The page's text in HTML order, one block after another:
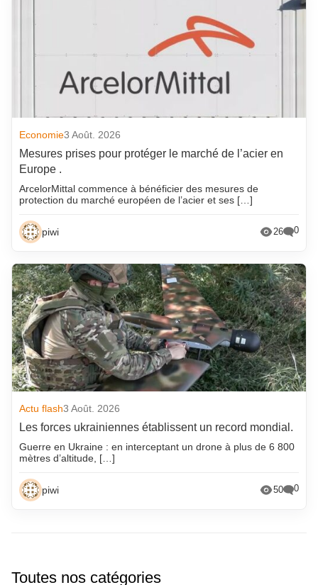
Economie3 Août. 2026
Mesures prises pour protéger le marché de l’acier en
Europe .
ArcelorMittal commence à bénéficier des mesures de
protection du marché européen de l’acier et ses […]
piwi 26 0
Actu flash3 Août. 2026
Les forces ukrainiennes établissent un record mondial.
Guerre en Ukraine : en interceptant un drone à plus de 6 800
mètres d’altitude, […]
piwi 50 0
Toutes nos catégories